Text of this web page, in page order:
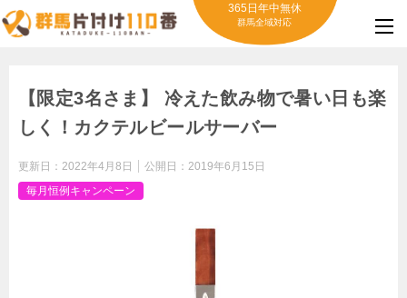
365日年中無休
群馬全域対応
【限定3名さま】 冷えた飲み物で暑い日も楽
しく！カクテルビールサーバー
更新日： 2022年4月8日 公開日： 2019年6月15日
毎月恒例キャンペーン